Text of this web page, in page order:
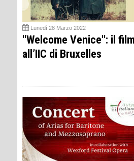
Lunedì 28 Marzo 2022
''Welcome Venice'': il
all’IIC di Bruxelles